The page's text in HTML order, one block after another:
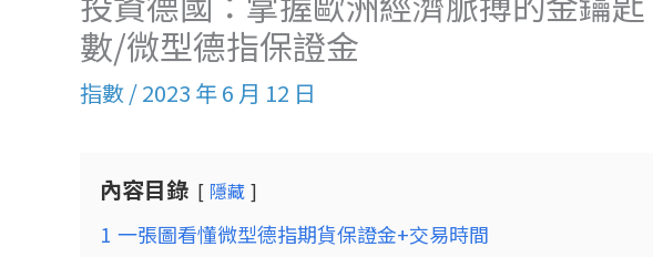
數/微型德指保證金
指數/2023 年 6 月 12 日
內容目錄 隱藏
1 一張圖看懂微型德指期貨保證金+交易時間